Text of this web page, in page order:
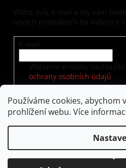
Používáme cookies,
prohlížení webu. Více
Vložte svůj e-mail a my vám
nových produktech na našem e-
E-mail
Vložením e-mailu souhlasíte
ochrany osobních údajů
PŘIHLÁSIT SE